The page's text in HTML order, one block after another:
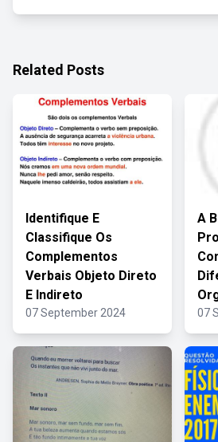
Related Posts
Identifique E
Classifique Os
Complementos
Verbais Objeto Direto
E Indireto
07 September 2024
A
07